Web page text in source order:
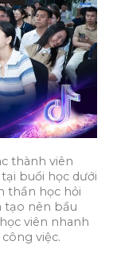
thành viên
buổi học dưới
thần học hỏi
tạo nên bầu
viên nhanh
việc.